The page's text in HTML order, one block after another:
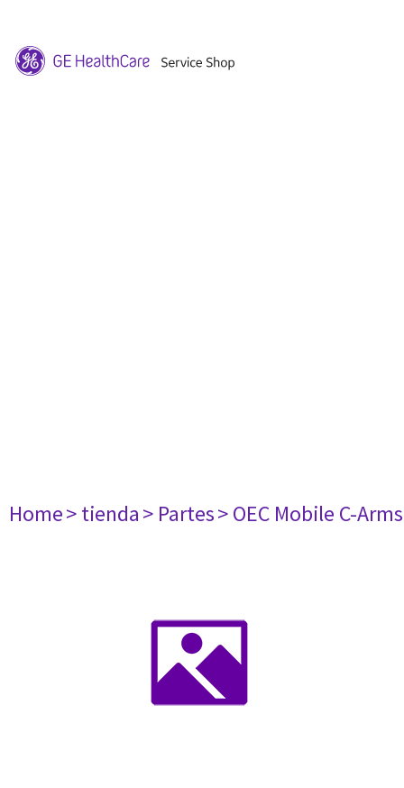
Home> tienda> Partes> OEC Mobile C-Arms